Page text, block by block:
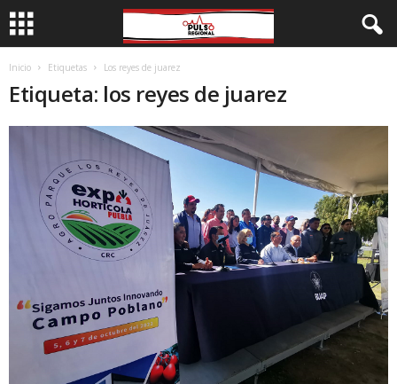
Inicio Etiquetas Los reyes de juarez
Etiqueta: los reyes de juarez